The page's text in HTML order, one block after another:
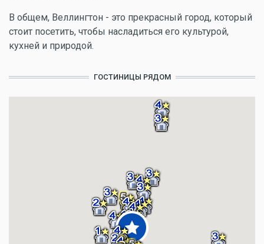
В общем, Веллингтон - это прекрасный город, который
стоит посетить, чтобы насладиться его культурой,
кухней и природой.
ГОСТИНИЦЫ РЯДОМ